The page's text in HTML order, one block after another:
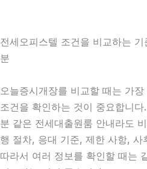
전세오피스텔 조건을 비교하는
분
오늘증시개장를 비교할 때는 가
조건을 확인하는 것이 중요합니
분 같은 전세대출원룸 안내라도
행 절차, 응대 기준, 제한 사항, 사
따라서 여러 정보를 확인할 때는